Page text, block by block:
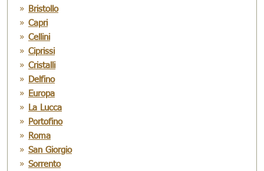
Bristollo
Capri
Cellini
Ciprissi
Cristalli
Delfino
Europa
La Lucca
Portofino
Roma
San Giorgio
Sorrento